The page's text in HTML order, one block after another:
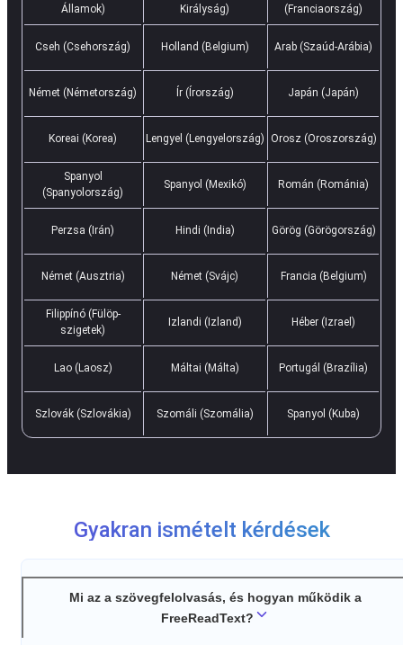
Államok)
Királyság)
(Franciaország)
Cseh (Csehország) Holland (Belgium) Arab (Szaúd-Arábia)
Német (Németország) Ír (Írország) Japán (Japán)
Koreai (Korea) Lengyel (Lengyelország) Orosz (Oroszország)
Spanyol
(Spanyolország)
Spanyol (Mexikó) Román (Románia)
Perzsa (Irán) Hindi (India) Görög (Görögország)
Német (Ausztria) Német (Svájc) Francia (Belgium)
Filippínó (Fülöp-
szigetek)
Izlandi (Izland) Héber (Izrael)
Lao (Laosz) Máltai (Málta) Portugál (Brazília)
Szlovák (Szlovákia) Szomáli (Szomália) Spanyol (Kuba)
Gyakran ismételt kérdések
Mi az a szövegfelolvasás, és hogyan működik a
FreeReadText?